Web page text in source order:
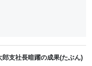
支社長暗躍の成果(たぶん)